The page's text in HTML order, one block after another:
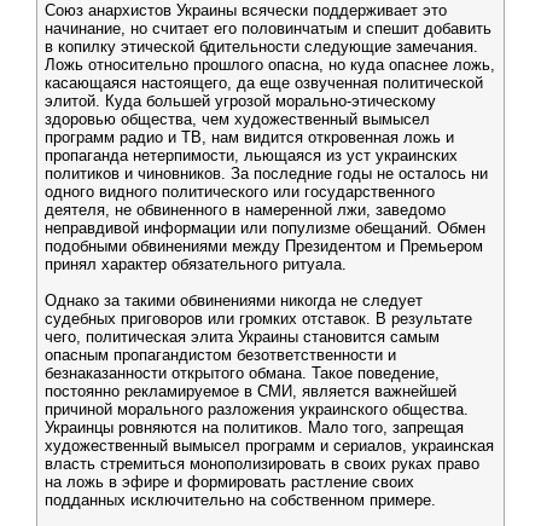
Союз анархистов Украины всячески поддерживает это
начинание, но считает его половинчатым и спешит добавить
в копилку этической бдительности следующие замечания.
Ложь относительно прошлого опасна, но куда опаснее ложь,
касающаяся настоящего, да еще озвученная политической
элитой. Куда большей угрозой морально-этическому
здоровью общества, чем художественный вымысел
программ радио и ТВ, нам видится откровенная ложь и
пропаганда нетерпимости, льющаяся из уст украинских
политиков и чиновников. За последние годы не осталось ни
одного видного политического или государственного
деятеля, не обвиненного в намеренной лжи, заведомо
неправдивой информации или популизме обещаний. Обмен
подобными обвинениями между Президентом и Премьером
принял характер обязательного ритуала.
Однако за такими обвинениями никогда не следует
судебных приговоров или громких отставок. В результате
чего, политическая элита Украины становится самым
опасным пропагандистом безответственности и
безнаказанности открытого обмана. Такое поведение,
постоянно рекламируемое в СМИ, является важнейшей
причиной морального разложения украинского общества.
Украинцы ровняются на политиков. Мало того, запрещая
художественный вымысел программ и сериалов, украинская
власть стремиться монополизировать в своих руках право
на ложь в эфире и формировать растление своих
подданных исключительно на собственном примере.